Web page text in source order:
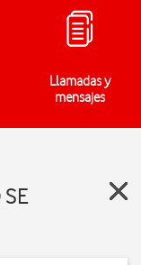
Llamadas y
mensajes